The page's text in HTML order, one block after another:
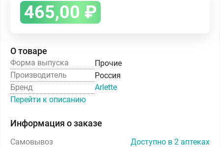
465,00 ₽
О товаре
Форма выпуска
Прочие
Производитель
Россия
Бренд
Arlette
Перейти к описанию
Информация о заказе
Самовывоз Доступно в 2 аптеках